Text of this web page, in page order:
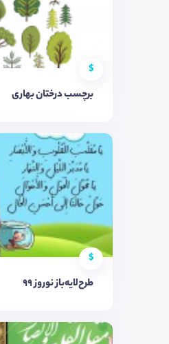
$
برچسب درختان بهاری
$
طرح‌لایه‌باز نوروز ۹۹